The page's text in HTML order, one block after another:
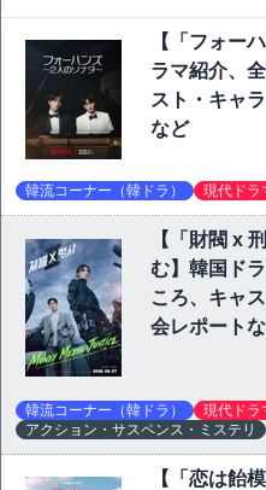
【「フォー
ラマ紹介、
スト・キャ
など
韓流コーナー（韓ドラ） 現代ドラ
【「財閥 x
む】韓国ド
ころ、キャ
会レポート
韓流コーナー（韓ドラ）
現代ドラ
アクション・サスペンス・ミステリ
【「恋は飴